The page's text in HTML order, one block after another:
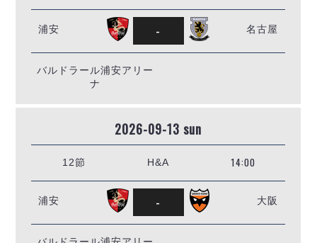
浦安 - 名古屋
バルドラール浦安アリー
ナ
2026-09-13 sun
12節 H&A 14:00
浦安 - 大阪